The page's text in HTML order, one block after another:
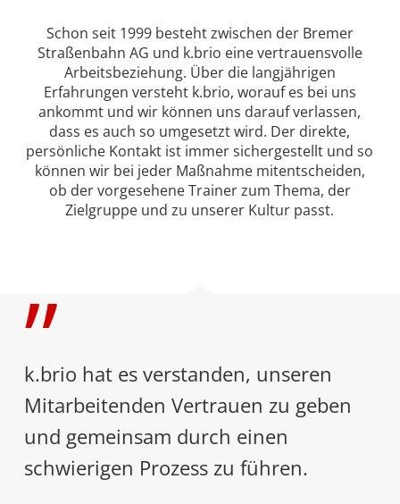
Schon seit 1999 besteht zwischen der Bremer
Straßenbahn AG und k.brio eine vertrauensvolle
Arbeitsbeziehung. Über die langjährigen
Erfahrungen versteht k.brio, worauf es bei uns
ankommt und wir können uns darauf verlassen,
dass es auch so umgesetzt wird. Der direkte,
persönliche Kontakt ist immer sichergestellt und so
können wir bei jeder Maßnahme mitentscheiden,
ob der vorgesehene Trainer zum Thema, der
Zielgruppe und zu unserer Kultur passt.
”
k.brio hat es verstanden, unseren
Mitarbeitenden Vertrauen zu geben
und gemeinsam durch einen
schwierigen Prozess zu führen.